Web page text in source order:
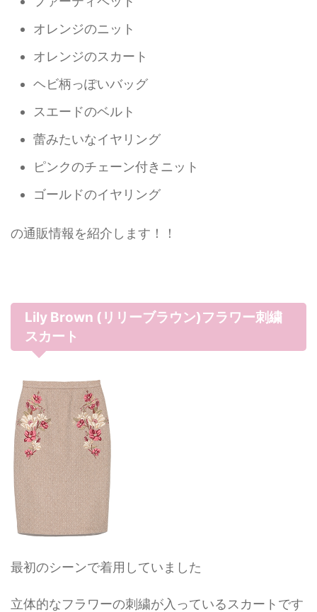
オレンジのニット
オレンジのスカート
ヘビ柄っぽいバッグ
スエードのベルト
蕾みたいなイヤリング
ピンクのチェーン付きニット
ゴールドのイヤリング
の通販情報を紹介します！！
Lily Brown (リリーブラウン)フラワー刺繍
スカート
最初のシーンで着用していました
立体的なフラワーの刺繍が入っているスカートです